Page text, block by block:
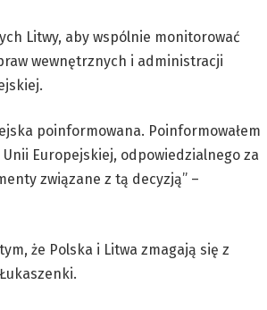
Litwy, aby wspólnie monitorować
wewnętrznych i administracji
poinformowana. Poinformowałem
Europejskiej, odpowiedzialnego za
związane z tą decyzją” –
że Polska i Litwa zmagają się z